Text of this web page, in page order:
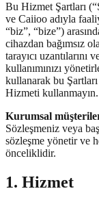
Bu Hizmet Şartları
ve Caiioo adıyla
“biz”, “bize”)
cihazdan bağımsız
tarayıcı
kullanımınızı
kullanarak bu
Hizmeti kullanmayın.
Kurumsal
Sözleşmeniz veya
sözleşme yönetir ve
önceliklidir.
1. Hizmet